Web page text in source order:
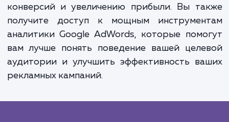
ремаркетинг, конверсии и т.д. Мы
выполняем постоянный
оптимизацию ваших рекламных
чтобы обеспечить их высокую